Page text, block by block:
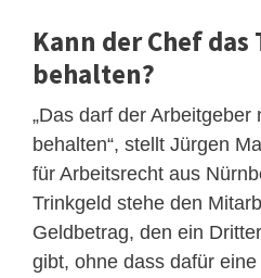
Kann der Chef
behalten?
„Das darf der Arbeitgeber
behalten“, stellt Jürgen
für Arbeitsrecht aus
Trinkgeld stehe den
Geldbetrag, den ein
gibt, ohne dass dafür